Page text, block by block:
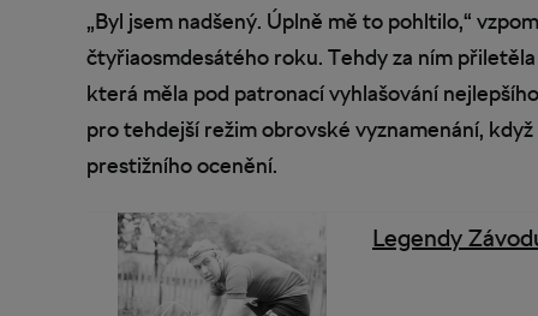
„Byl jsem nadšený. Úplně mě to pohltilo,“
čtyřiaosmdesátého roku. Tehdy za ním
která měla pod patronací vyhlašování
pro tehdejší režim obrovské vyznamenání,
prestižního ocenění.
Legendy